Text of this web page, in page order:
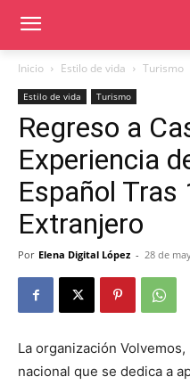
Inicio Estilo de vida Turismo
Estilo de vida Turismo
Regreso a
Experiencia
Español Tras
Extranjero
Por Elena Digital López - 28 de
La organización
nacional que se dedica a